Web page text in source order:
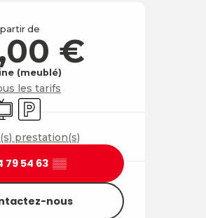
et
de
€
(meublé)
les tarifs
Parking
prestation(s)
79 54 63 ▒▒
nous